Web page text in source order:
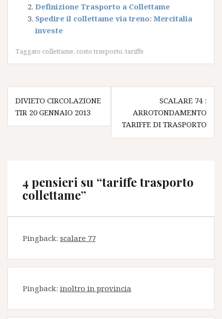
Definizione Trasporto a Collettame
Spedire il collettame via treno: Mercitalia
investe
Taggato collettame, costo trasporto, tariffe
Navigazione
articoli
DIVIETO CIRCOLAZIONE
TIR 20 GENNAIO 2013
SCALARE 74 :
ARROTONDAMENTO
TARIFFE DI TRASPORTO
4 pensieri su “tariffe trasporto
collettame”
Pingback: scalare 77
Pingback: inoltro in provincia